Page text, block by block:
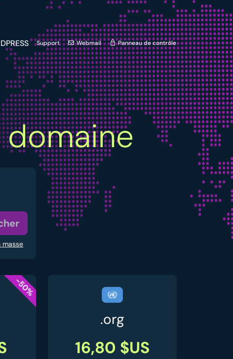
Support Webmail Panneau de contrôle
domaine
masse
-50%
.org
16,80 $US